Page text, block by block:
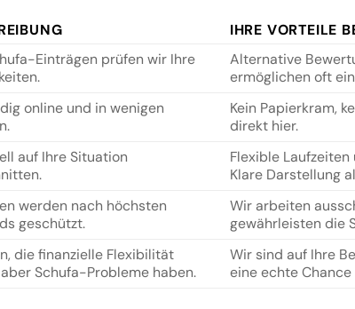
IHRE VORTEILE
Einträgen prüfen wir Ihre
Alternative
ermöglichen oft
online und in wenigen
Kein Papierkram,
direkt hier.
auf Ihre Situation
Flexible
Klare Darstellung
werden nach höchsten
geschützt.
Wir arbeiten
gewährleisten die
die finanzielle Flexibilität
Schufa-Probleme haben.
Wir sind auf Ihre
eine echte Chance